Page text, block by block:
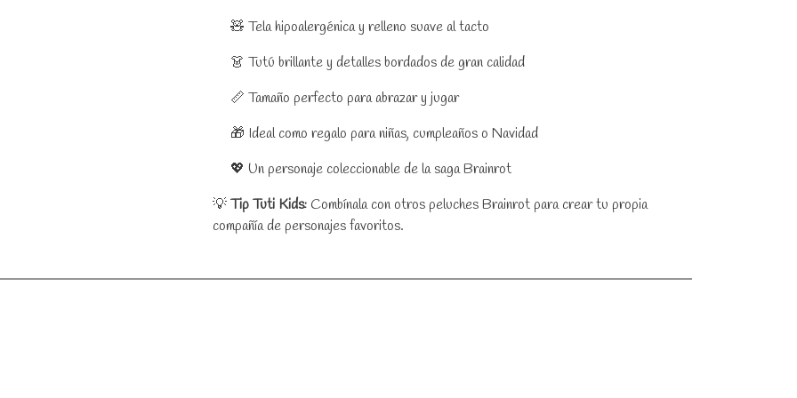
🧸 Tela hipoalergénica y relleno suave al tacto
👗 Tutú brillante y detalles bordados de gran calidad
📏 Tamaño perfecto para abrazar y jugar
🎁 Ideal como regalo para niñas, cumpleaños o Navidad
💖 Un personaje coleccionable de la saga Brainrot
💡Tip Tuti Kids: Combínala con otros peluches Brainrot para crear tu propia
compañía de personajes favoritos.